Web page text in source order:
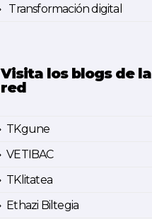
Transformación digital
Visita los blogs de la
red
TKgune
VETIBAC
TKlitatea
Ethazi Biltegia